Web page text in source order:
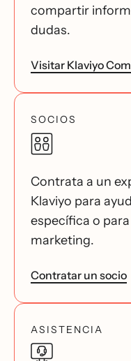
compartir
dudas.
Visitar Klaviyo
SOCIOS
Contrata a un
Klaviyo para
específica o
marketing.
Contratar un socio
ASISTENCIA